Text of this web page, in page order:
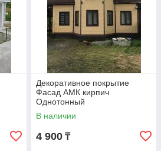
Декоративное покрытие
Фасад АМК кирпич
Однотонный
В наличии
4 900 ₸